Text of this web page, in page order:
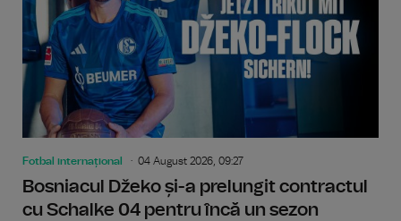
Fotbal internațional 04 August 2026, 09:27
Bosniacul Džeko și-a prelungit contractul
cu Schalke 04 pentru încă un sezon